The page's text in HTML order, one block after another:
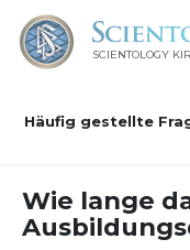
SCIENTOLOGY
Häufig gestellte
Wie lange